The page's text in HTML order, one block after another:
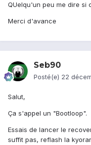
QUelqu'un peu me dire si
Merci d'avance
Seb90
Posté(e) 22
Salut,
Ça s'appel un "Bootloop".
Essais de lancer le
suffit pas, reflash la